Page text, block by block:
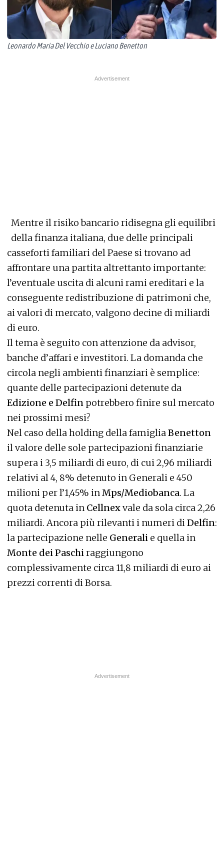
Leonardo Maria Del Vecchio e Luciano Benetton
​​​​Mentre il risiko bancario ridisegna gli equilibri
della finanza italiana, due delle principali
casseforti familiari del Paese si trovano ad
affrontare una partita altrettanto importante:
l’eventuale uscita di alcuni rami ereditari e la
conseguente redistribuzione di patrimoni che,
ai valori di mercato, valgono decine di miliardi
di euro.
Il tema è seguito con attenzione da advisor,
banche d’affari e investitori. La domanda che
circola negli ambienti finanziari è semplice:
quante delle partecipazioni detenute da
Edizione e Delfin potrebbero finire sul mercato
nei prossimi mesi?
Nel caso della holding della famigliaBenetton
il valore delle sole partecipazioni finanziarie
supera i 3,5 miliardi di euro, di cui 2,96 miliardi
relativi al 4, 8% detenuto in Generali e 450
milioni per l’1,45% inMps/Mediobanca. La
quota detenuta in Cellnexvale da sola circa 2,26
miliardi. Ancora più rilevanti i numeri diDelfin:
la partecipazione nelle Generali e quella in
Monte dei Paschiraggiungono
complessivamente circa 11,8 miliardi di euro ai
prezzi correnti di Borsa.